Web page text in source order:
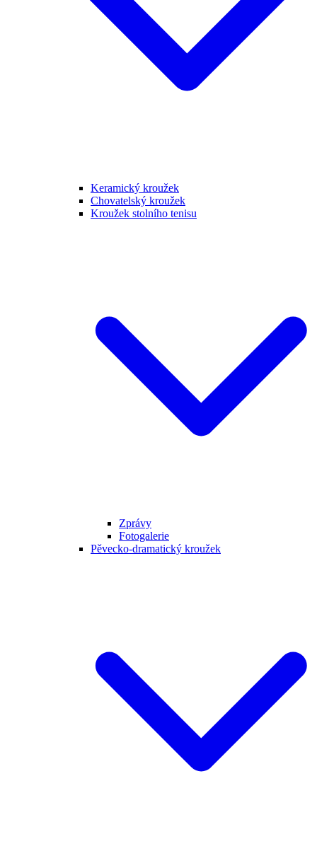
Keramický kroužek
Chovatelský kroužek
Kroužek stolního tenisu
Zprávy
Fotogalerie
Pěvecko-dramatický kroužek